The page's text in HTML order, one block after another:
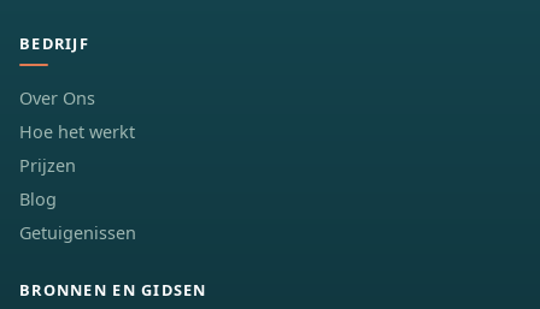
BEDRIJF
Over Ons
Hoe het werkt
Prijzen
Blog
Getuigenissen
BRONNEN EN GIDSEN